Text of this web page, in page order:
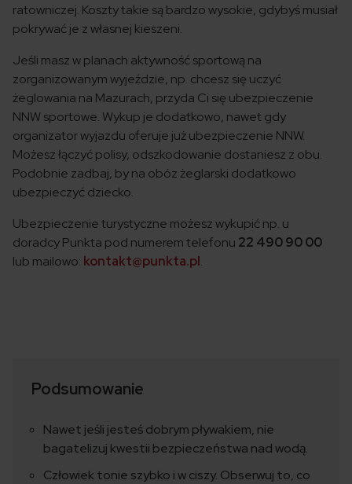
ratowniczej. Koszty takie są bardzo wysokie, gdybyś musiał
pokrywać je z własnej kieszeni.
Jeśli masz w planach aktywność sportową na
zorganizowanym wyjeździe, np. chcesz się uczyć
żeglowania na Mazurach, przyda Ci się ubezpieczenie
NNW sportowe. Wykup je dodatkowo, nawet gdy
organizator wyjazdu oferuje już ubezpieczenie NNW.
Możesz łączyć polisy, odszkodowanie dostaniesz z obu.
Podobnie zadbaj, by na obóz żeglarski dodatkowo
ubezpieczyć dziecko.
Ubezpieczenie turystyczne możesz wykupić np. u
doradcy Punkta pod numerem telefonu 22 490 90 00
lub mailowo: kontakt@punkta.pl.
Podsumowanie
Nawet jeśli jesteś dobrym pływakiem, nie
bagatelizuj kwestii bezpieczeństwa nad wodą.
Człowiek tonie szybko i w ciszy. Obserwuj to, co